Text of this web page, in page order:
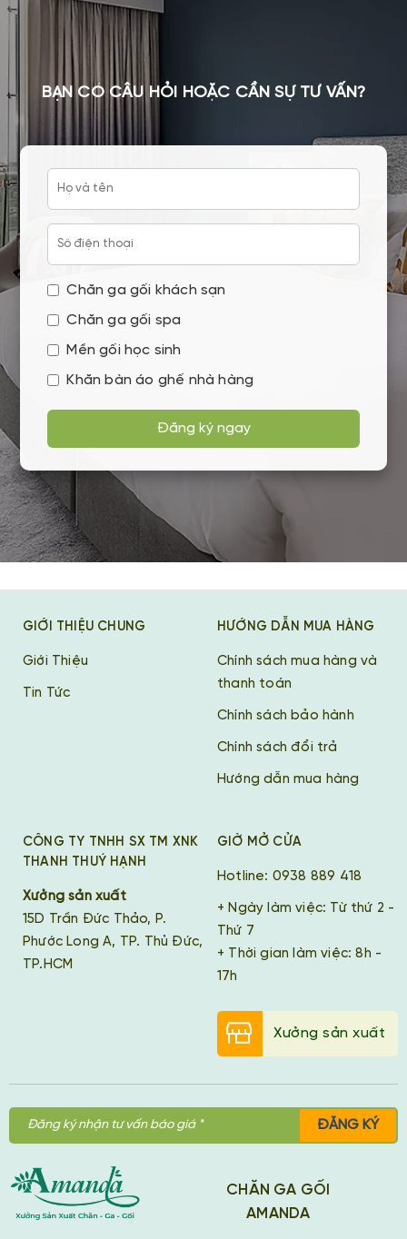
BẠN CÓ CÂU HỎI HOẶC CẦN SỰ TƯ VẤN?
Chăn ga gối khách sạn
Chăn ga gối spa
Mền gối học sinh
Khăn bàn áo ghế nhà hàng
Đăng ký ngay
GIỚI THIỆU CHUNG
Giới Thiệu
Tin Tức
HƯỚNG DẪN MUA HÀNG
Chính sách mua hàng và
thanh toán
Chính sách bảo hành
Chính sách đổi trả
Hướng dẫn mua hàng
CÔNG TY TNHH SX TM XNK
THANH THUÝ HẠNH
Xưởng sản xuất
15D Trần Đức Thảo, P.
Phước Long A, TP. Thủ Đức,
TP.HCM
GIỜ MỞ CỬA
Hotline: 0938 889 418
+ Ngày làm việc: Từ thứ 2 -
Thứ 7
+ Thời gian làm việc: 8h -
17h
Xưởng sản xuất
ĐĂNG KÝ
CHĂN GA GỐI
AMANDA